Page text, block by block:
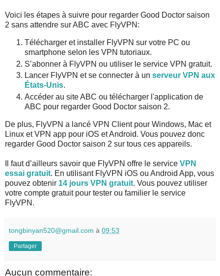
Voici les étapes à suivre pour regarder Good Doctor saison
2 sans attendre sur ABC avec FlyVPN:
Télécharger et installer FlyVPN sur votre PC ou
smartphone selon les VPN tutoriaux.
S’abonner à FlyVPN ou utiliser le service VPN gratuit.
Lancer FlyVPN et se connecter à un serveur VPN aux
États-Unis.
Accéder au site ABC ou télécharger l'application de
ABC pour regarder Good Doctor saison 2.
De plus, FlyVPN a lancé VPN Client pour Windows, Mac et
Linux et VPN app pour iOS et Android. Vous pouvez donc
regarder Good Doctor saison 2 sur tous ces appareils.
Il faut d’ailleurs savoir que FlyVPN offre le service VPN
essai gratuit. En utilisant FlyVPN iOS ou Android App, vous
pouvez obtenir 14 jours VPN gratuit. Vous pouvez utiliser
votre compte gratuit pour tester ou familier le service
FlyVPN.
tongbinyan520@gmail.com à 09:53
Partager
Aucun commentaire: